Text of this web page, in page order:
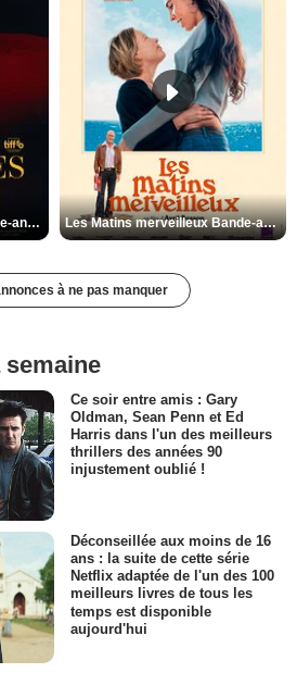
Les Silences de Riyad Bande-annonce VO STFR Les Matins merveilleux Bande-annonce VF
à ne pas manquer
semaine
Ce soir entre amis : Gary
Oldman, Sean Penn et Ed
Harris dans l'un des meilleurs
thrillers des années 90
injustement oublié !
Déconseillée aux moins de 16
ans : la suite de cette série
Netflix adaptée de l'un des 100
meilleurs livres de tous les
temps est disponible
aujourd'hui